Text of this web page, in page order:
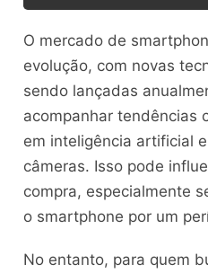
O mercado de
evolução, com novas
sendo lançadas
acompanhar tendências
em inteligência artificial
câmeras. Isso pode
compra, especialmente
o smartphone por um
No entanto, para quem